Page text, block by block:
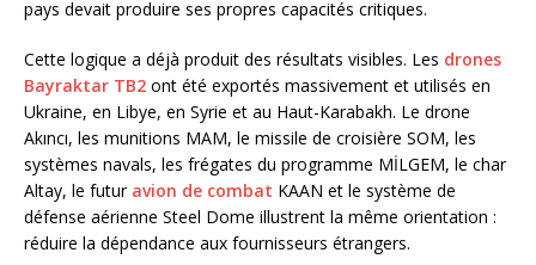
pays devait produire ses propres capacités critiques.
Cette logique a déjà produit des résultats visibles. Les drones
Bayraktar TB2 ont été exportés massivement et utilisés en
Ukraine, en Libye, en Syrie et au Haut-Karabakh. Le drone
Akıncı, les munitions MAM, le missile de croisière SOM, les
systèmes navals, les frégates du programme MİLGEM, le char
Altay, le futur avion de combat KAAN et le système de
défense aérienne Steel Dome illustrent la même orientation :
réduire la dépendance aux fournisseurs étrangers.